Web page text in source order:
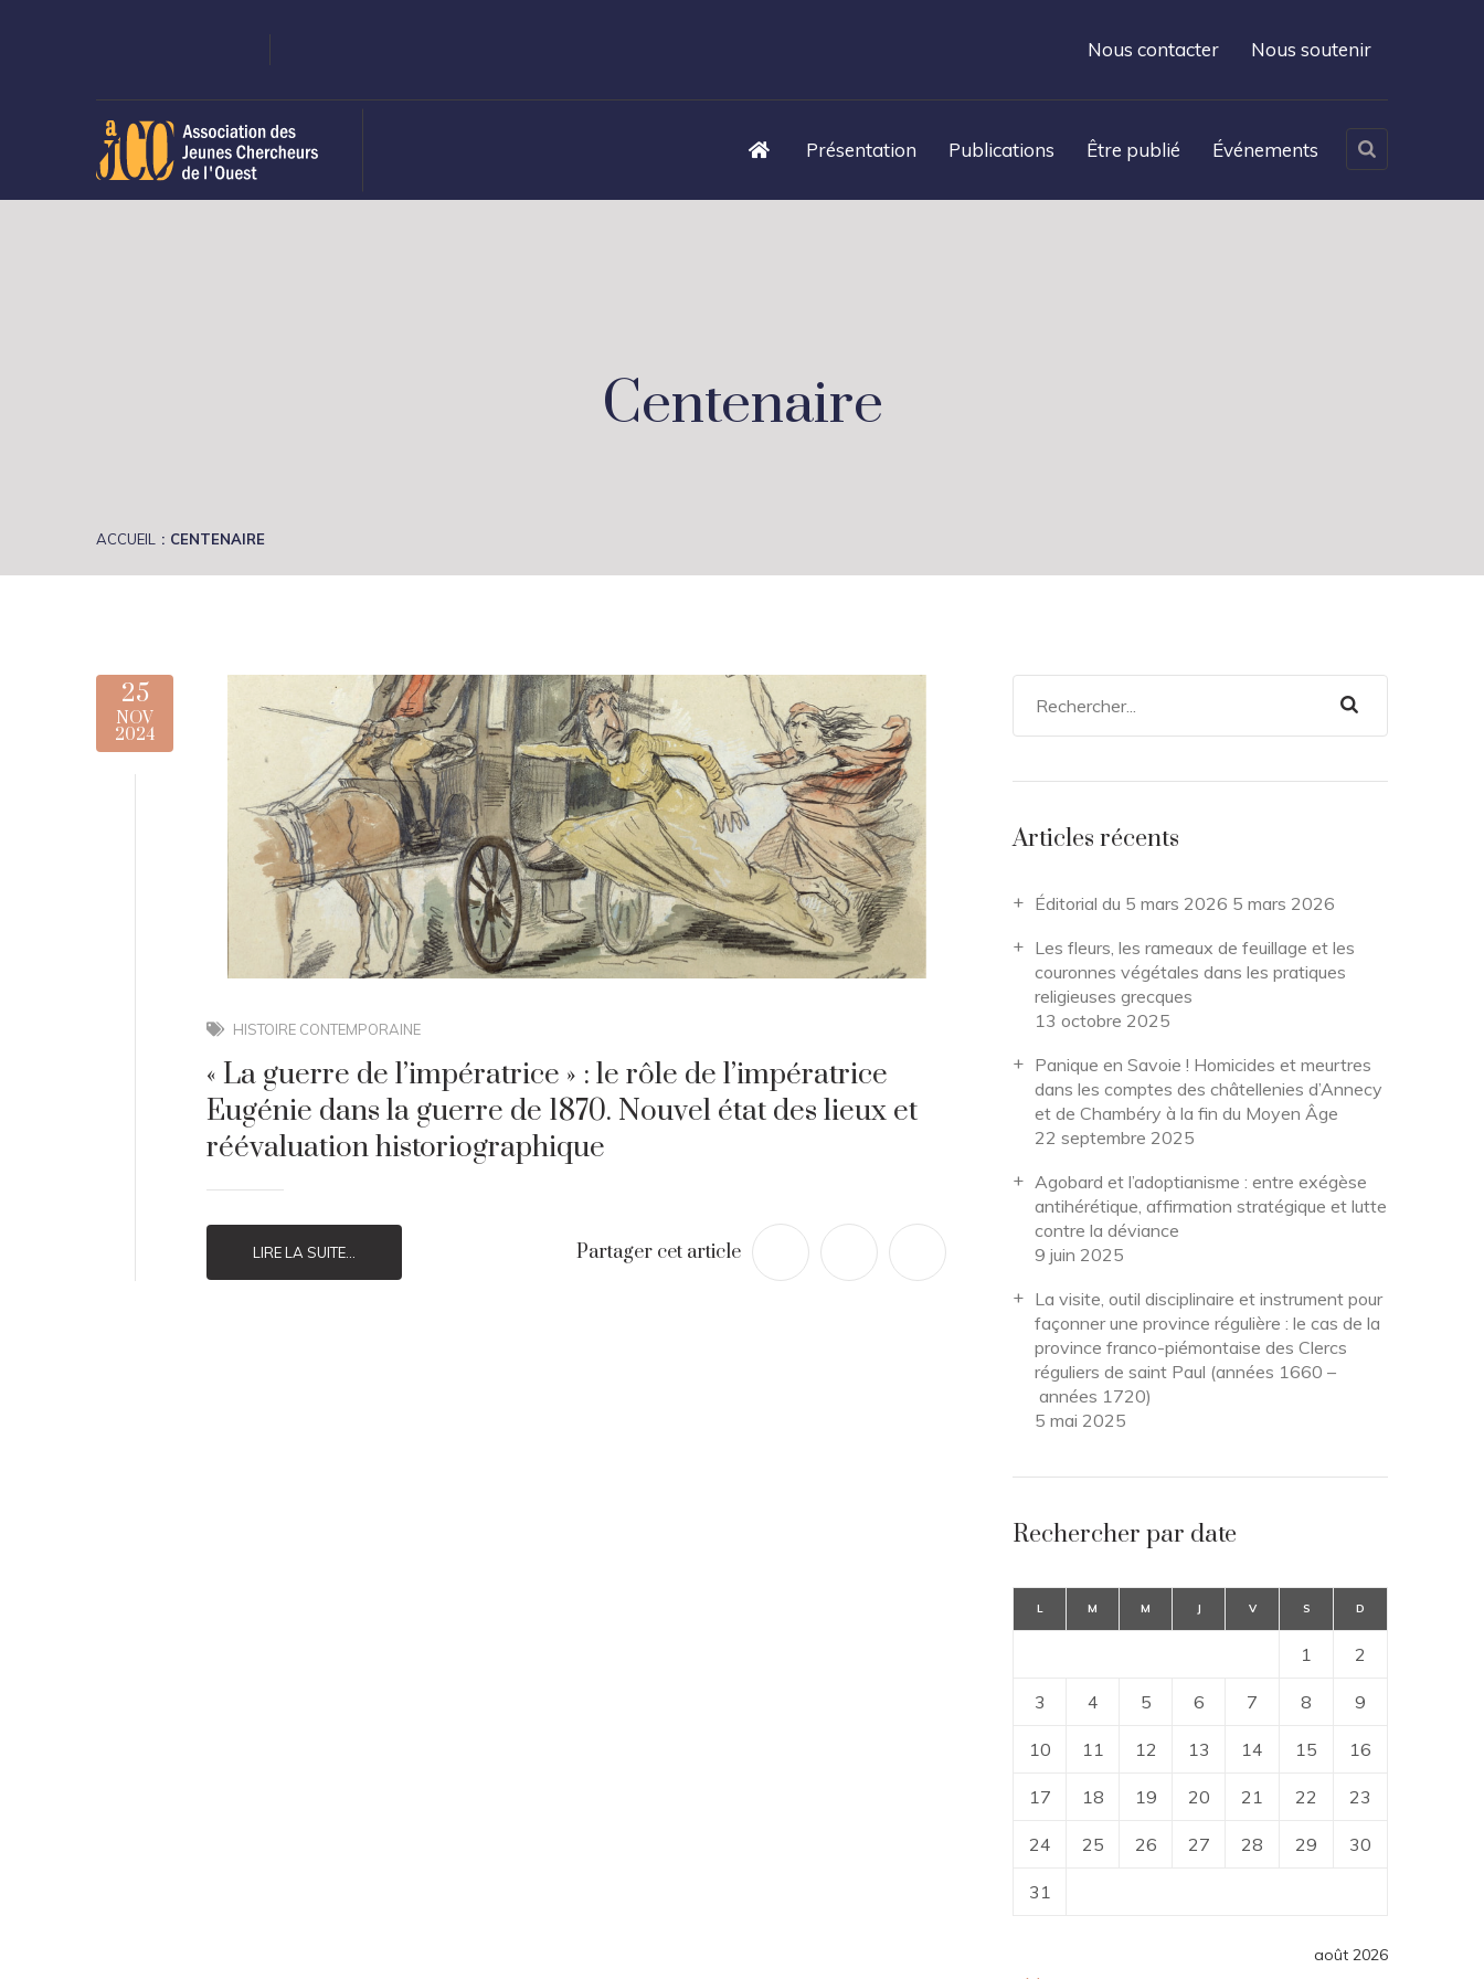
Nous contacter Nous soutenir
Présentation Publications Être publié Événements
Centenaire
ACCUEIL CENTENAIRE
25
NOV
2024
HISTOIRE CONTEMPORAINE
« La guerre de l’impératrice » : le rôle de l’impératrice
Eugénie dans la guerre de 1870. Nouvel état des lieux et
réévaluation historiographique
LIRE LA SUITE... Partager cet article
Articles récents
Éditorial du 5 mars 2026 5 mars 2026
Les fleurs, les rameaux de feuillage et les
couronnes végétales dans les pratiques
religieuses grecques
13 octobre 2025
Panique en Savoie ! Homicides et meurtres
dans les comptes des châtellenies d’Annecy
et de Chambéry à la fin du Moyen Âge
22 septembre 2025
Agobard et l’adoptianisme : entre exégèse
antihérétique, affirmation stratégique et lutte
contre la déviance
9 juin 2025
La visite, outil disciplinaire et instrument pour
façonner une province régulière : le cas de la
province franco-piémontaise des Clercs
réguliers de saint Paul (années 1660 –
années 1720)
5 mai 2025
Rechercher par date
août 2026
L M M J V S D
1 2
3 4 5 6 7 8 9
10 11 12 13 14 15 16
17 18 19 20 21 22 23
24 25 26 27 28 29 30
31